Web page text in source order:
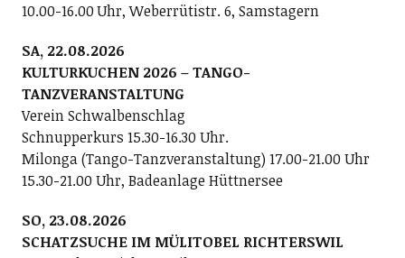
10.00-16.00 Uhr, Weberrütistr. 6, Samstagern
SA, 22.08.2026
KULTURKUCHEN 2026 – TANGO-
TANZVERANSTALTUNG
Verein Schwalbenschlag
Schnupperkurs 15.30-16.30 Uhr.
Milonga (Tango-Tanzveranstaltung) 17.00-21.00 Uhr
15.30-21.00 Uhr, Badeanlage Hüttnersee
SO, 23.08.2026
SCHATZSUCHE IM MÜLITOBEL RICHTERSWIL